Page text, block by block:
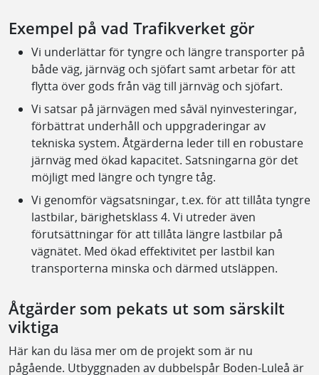
Exempel på vad Trafikverket gör
Vi underlättar för tyngre och längre transporter på
både väg, järnväg och sjöfart samt arbetar för att
flytta över gods från väg till järnväg och sjöfart.
Vi satsar på järnvägen med såväl nyinvesteringar,
förbättrat underhåll och uppgraderingar av
tekniska system. Åtgärderna leder till en robustare
järnväg med ökad kapacitet. Satsningarna gör det
möjligt med längre och tyngre tåg.
Vi genomför vägsatsningar, t.ex. för att tillåta tyngre
lastbilar, bärighetsklass 4. Vi utreder även
förutsättningar för att tillåta längre lastbilar på
vägnätet. Med ökad effektivitet per lastbil kan
transporterna minska och därmed utsläppen.
Åtgärder som pekats ut som särskilt
viktiga
Här kan du läsa mer om de projekt som är nu
pågående. Utbyggnaden av dubbelspår Boden-Luleå är